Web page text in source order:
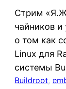
Стрим
чайников
о том как
Linux для
системы
Buildroot,